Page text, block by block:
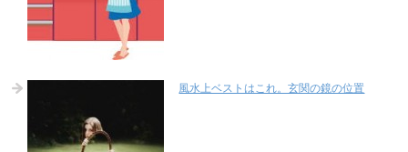
風水上ベストはこれ。玄関の鏡の位置